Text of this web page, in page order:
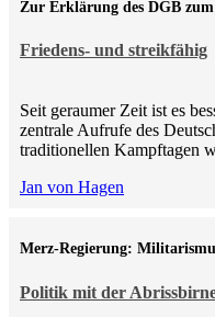
Friedens- und streikfähig
Zur Erklärung des DGB
Seit geraumer Zeit ist es
zentrale Aufrufe des
traditionellen Kampftagen
Jan von Hagen
Politik mit der
Merz-Regierung: